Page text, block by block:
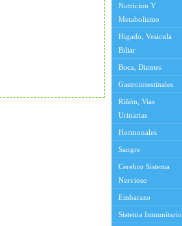
Nutricion Y
Metabolismo
Higado, Vesicula
Biliar
Boca, Dientes
Gastrointestinales
Riñón, Vias
Urinarias
Hormonales
Sangre
Cerebro Sistema
Nervioso
Embarazo
Sistema Inmunitario